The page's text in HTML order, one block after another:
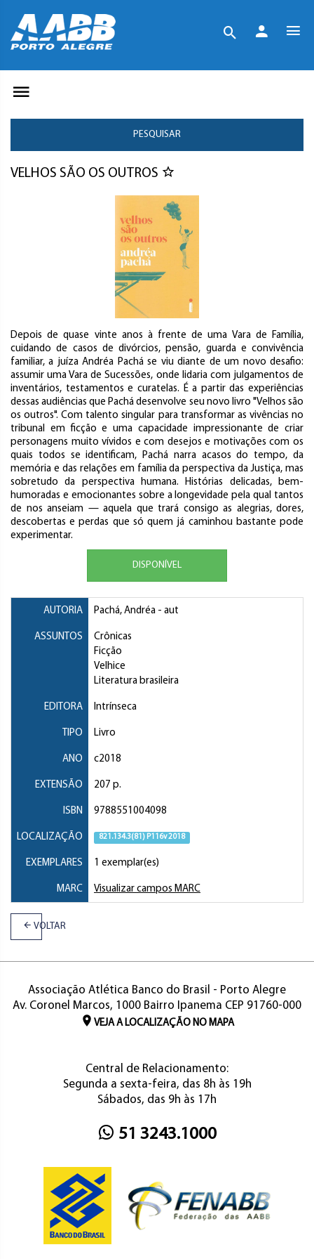
PESQUISAR
VELHOS SÃO OS OUTROS
Depois de quase vinte anos à frente de uma Vara de Família,
cuidando de casos de divórcios, pensão, guarda e convivência
familiar, a juíza Andréa Pachá se viu diante de um novo desafio:
assumir uma Vara de Sucessões, onde lidaria com julgamentos de
inventários, testamentos e curatelas. É a partir das experiências
dessas audiências que Pachá desenvolve seu novo livro "Velhos são
os outros". Com talento singular para transformar as vivências no
tribunal em ficção e uma capacidade impressionante de criar
personagens muito vívidos e com desejos e motivações com os
quais todos se identificam, Pachá narra acasos do tempo, da
memória e das relações em família da perspectiva da Justiça, mas
sobretudo da perspectiva humana. Histórias delicadas, bem-
humoradas e emocionantes sobre a longevidade pela qual tantos
de nos anseiam — aquela que trará consigo as alegrias, dores,
descobertas e perdas que só quem já caminhou bastante pode
experimentar.
DISPONÍVEL
AUTORIA Pachá, Andréa - aut
ASSUNTOS
Crônicas
Ficção
Velhice
Literatura brasileira
EDITORA Intrínseca
TIPO Livro
ANO c2018
EXTENSÃO 207 p.
ISBN 9788551004098
LOCALIZAÇÃO 821.134.3(81) P116v 2018
EXEMPLARES 1 exemplar(es)
MARC Visualizar campos MARC
VOLTAR
Associação Atlética Banco do Brasil - Porto Alegre
Av. Coronel Marcos, 1000 Bairro Ipanema CEP 91760-000
VEJA A LOCALIZAÇÃO NO MAPA
Central de Relacionamento:
Segunda a sexta-feira, das 8h às 19h
Sábados, das 9h às 17h
51 3243.1000